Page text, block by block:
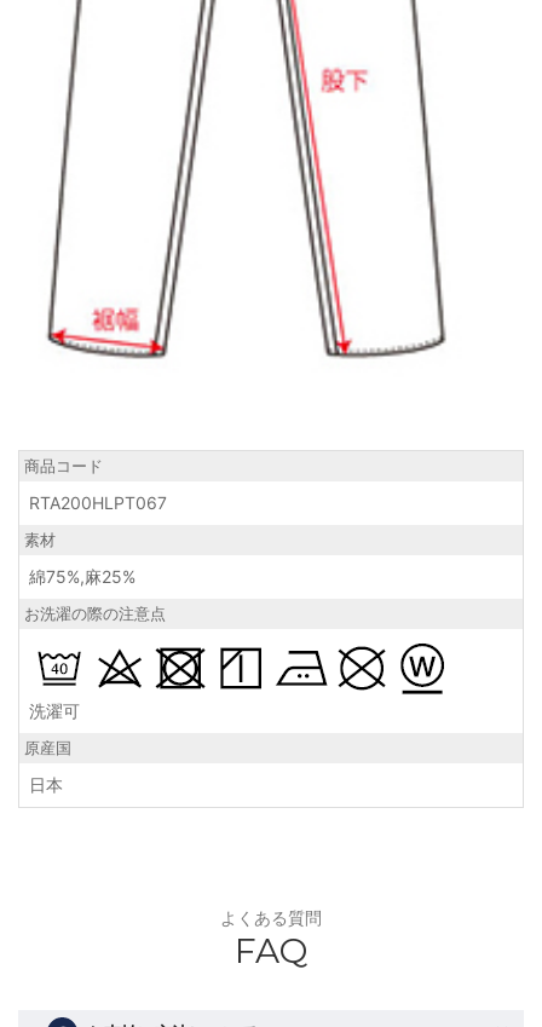
商品コード
RTA200HLPT067
素材
綿75%,麻25%
お洗濯の際の注意点
洗濯可
原産国
日本
よくある質問
FAQ